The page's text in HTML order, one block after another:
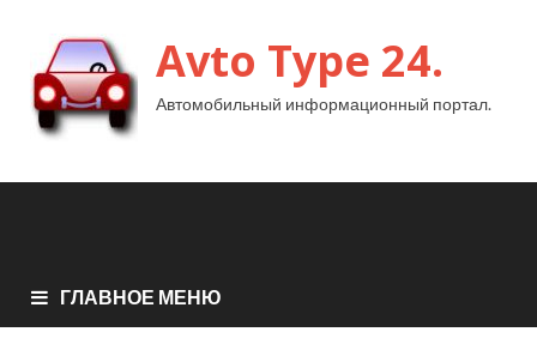
Avto Type 24.
Автомобильный информационный портал.
ГЛАВНОЕ МЕНЮ